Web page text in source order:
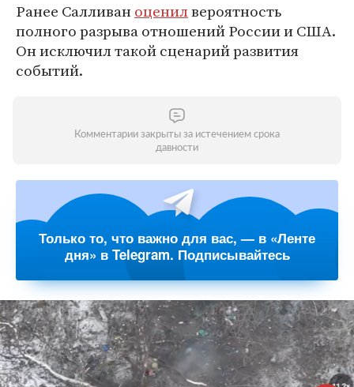
Ранее Салливаноценилвероятность
полного разрыва отношений России и США.
Он исключил такой сценарий развития
событий.
Комментарии закрыты за истечением срока
давности
Только то, что важно для вас, — в «Ленте
дня» в Telegram. Подписывайтесь